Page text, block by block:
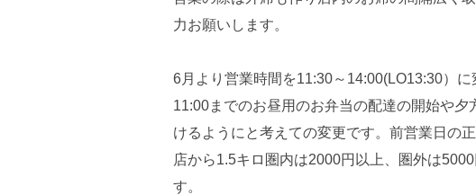
力お願いします。
6月より営業時間を11:30～14:00(LO13:30）に
11:00までのお昼用のお弁当の配達の開始や
けるようにと考えての変更です。前営業日の
店から1.5キロ圏内は2000円以上、圏外は
す。